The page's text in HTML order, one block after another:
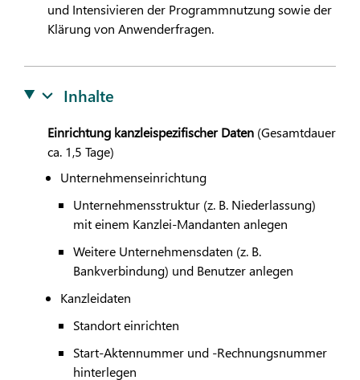
und Intensivieren der Programmnutzung sowie der
Klärung von Anwenderfragen.
Inhalte
Einrichtung kanzleispezifischer Daten(Gesamtdauer
ca. 1,5 Tage)
Unternehmenseinrichtung
Unternehmensstruktur (z. B. Niederlassung)
mit einem Kanzlei-Mandanten anlegen
Weitere Unternehmensdaten (z. B.
Bankverbindung) und Benutzer anlegen
Kanzleidaten
Standort einrichten
Start-Aktennummer und -Rechnungsnummer
hinterlegen